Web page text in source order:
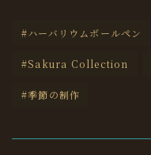
#ハーバリウムボールペン
#Sakura Collection
#季節の制作